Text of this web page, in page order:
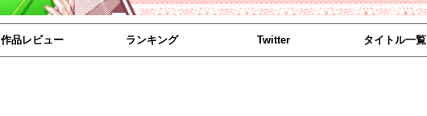
作品レビュー ランキング Twitter タイトル一覧